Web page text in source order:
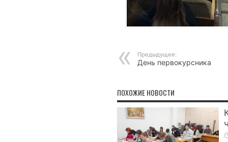
Предыдущее:
День первокурсника
ПОХОЖИЕ НОВОСТИ